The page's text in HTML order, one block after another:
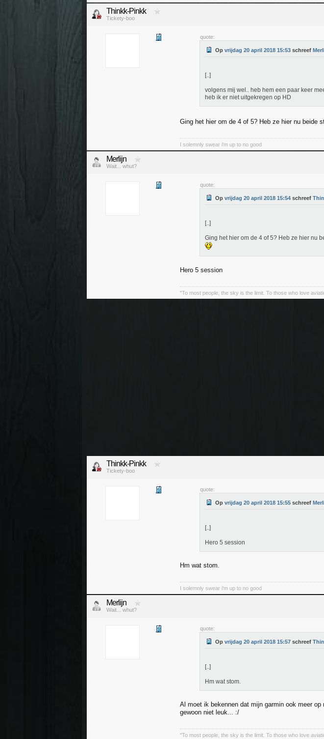
Thinkk-Pinkk
Tickety-boo
quote:
Op vrijdag 20 april 2018 15:53 schreef
[..]
volgens mij wel.. heb hem een paar keer
heb ik er niet uitgekregen op HD
Ging het hier om de 4 of 5? Heb ze hier nu beide
I solemnly swear i'm up to no good
Merlijn
Wait... whut?
quote:
Op vrijdag 20 april 2018 15:54 schreef
[..]
Ging het hier om de 4 of 5? Heb ze hier nu
Hero 5 session
"To most people, the sky is the limit. To those who love
Thinkk-Pinkk
Tickety-boo
quote:
Op vrijdag 20 april 2018 15:55 schreef
[..]
Hero 5 session
Hm wat stom.
I solemnly swear i'm up to no good
Merlijn
Wait... whut?
quote:
Op vrijdag 20 april 2018 15:57 schreef
[..]
Hm wat stom.
Al moet ik bekennen dat mijn garmin ook meer
gewoon niet leuk... :/
"To most people, the sky is the limit. To those who love